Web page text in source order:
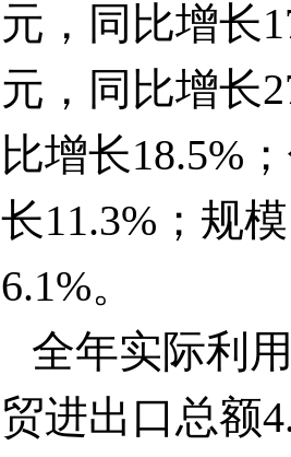
元，同比增长
元，同比增长
比增长18.5%
长11.3%；规
6.1%。
全年实际利
贸进出口总额